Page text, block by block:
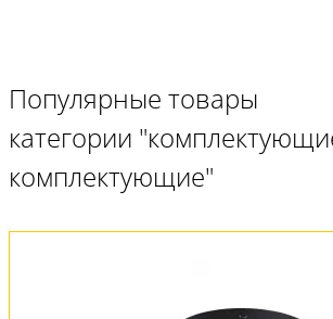
Популярные товары
категории
комплектующие"